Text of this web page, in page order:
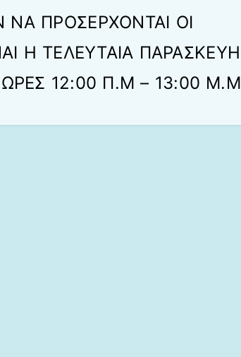
ΠΡΟΣΕΡΧΟΝΤΑΙ ΟΙ
Η ΤΕΛΕΥΤΑΙΑ ΠΑΡΑΣΚΕΥΗ
12:00 Π.Μ – 13:00 M.M